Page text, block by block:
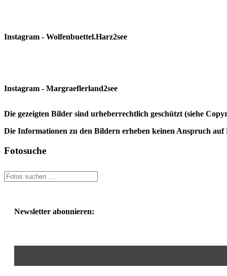
Instagram - Wolfenbuettel.Harz2see
Instagram - Margraeflerland2see
Die gezeigten Bilder sind urheberrechtlich geschützt (siehe
Die Informationen zu den Bildern erheben keinen Anspruch
Fotosuche
Newsletter abonnieren: